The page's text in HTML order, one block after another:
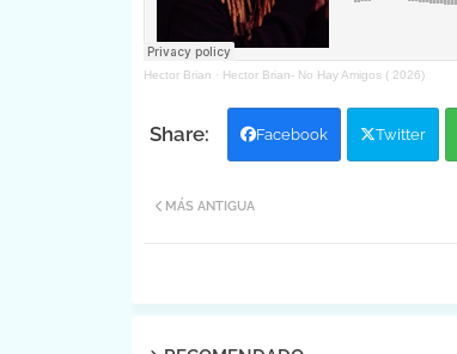
Hector Brian · Hector Brian- No Hay Amigos ( 2026)
Facebook Twitter
MÁS ANTIGUA